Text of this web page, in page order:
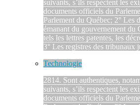
suivants, s’ils respectent les
documents officiels du
Parlement du Québec; 2° Les
émanant du gouvernement du
tels les lettres patentes, les
3° Les registres des
Technologie
2814. Sont authentiques,
suivants, s’ils respectent les
documents officiels du